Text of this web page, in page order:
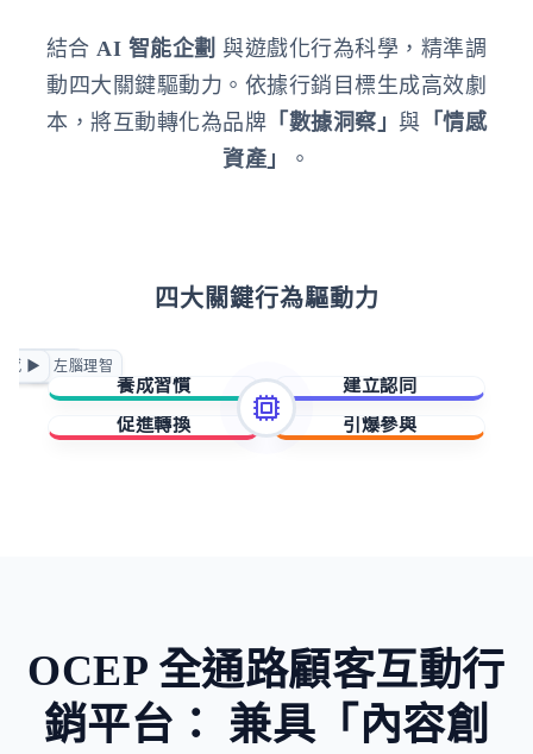
結合 AI 智能企劃 與遊戲化行為科學，精準調
動四大關鍵驅動力。依據行銷目標生成高效劇
本，將互動轉化為品牌 「數據洞察」 與 「情感
資產」
。
四大關鍵行為驅動力
正向賦能
急迫驅動
◀ 左腦理智
感 ▶
養成習慣
擁有與成就
建立認同
歸屬與賦能
促進轉換 引爆參與
OCEP 全通路顧客互動行
銷平台： 兼具「內容創